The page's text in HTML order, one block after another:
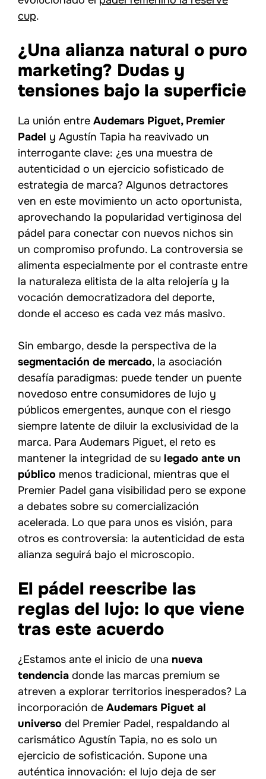
cup.
¿Una alianza natural o puro
marketing? Dudas y
tensiones bajo la superficie
La unión entre Audemars Piguet, Premier
Padel y Agustín Tapia ha reavivado un
interrogante clave: ¿es una muestra de
autenticidad o un ejercicio sofisticado de
estrategia de marca? Algunos detractores
ven en este movimiento un acto oportunista,
aprovechando la popularidad vertiginosa del
pádel para conectar con nuevos nichos sin
un compromiso profundo. La controversia se
alimenta especialmente por el contraste entre
la naturaleza elitista de la alta relojería y la
vocación democratizadora del deporte,
donde el acceso es cada vez más masivo.
Sin embargo, desde la perspectiva de la
segmentación de mercado, la asociación
desafía paradigmas: puede tender un puente
novedoso entre consumidores de lujo y
públicos emergentes, aunque con el riesgo
siempre latente de diluir la exclusividad de la
marca. Para Audemars Piguet, el reto es
mantener la integridad de su legado ante un
público menos tradicional, mientras que el
Premier Padel gana visibilidad pero se expone
a debates sobre su comercialización
acelerada. Lo que para unos es visión, para
otros es controversia: la autenticidad de esta
alianza seguirá bajo el microscopio.
El pádel reescribe las
reglas del lujo: lo que viene
tras este acuerdo
¿Estamos ante el inicio de una nueva
tendencia donde las marcas premium se
atreven a explorar territorios inesperados? La
incorporación de Audemars Piguet al
universo del Premier Padel, respaldando al
carismático Agustín Tapia, no es solo un
ejercicio de sofisticación. Supone una
auténtica innovación: el lujo deja de ser